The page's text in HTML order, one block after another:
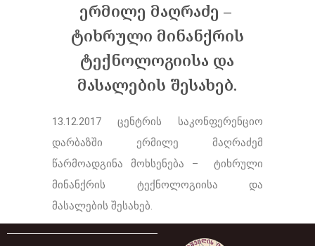
ერმილე მაღრაძე –
ტიხრული მინანქრის
ტექნოლოგიისა და
მასალების შესახებ.
13.12.2017 ცენტრის საკონფერენციო
დარბაზში ერმილე მაღრაძემ
წარმოადგინა მოხსენება – ტიხრული
მინანქრის ტექნოლოგიისა და
მასალების შესახებ.